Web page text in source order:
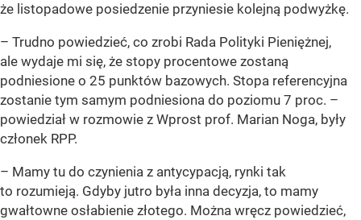
że listopadowe posiedzenie przyniesie kolejną podwyżkę.
– Trudno powiedzieć, co zrobi Rada Polityki Pieniężnej,
ale wydaje mi się, że stopy procentowe zostaną
podniesione o 25 punktów bazowych. Stopa referencyjna
zostanie tym samym podniesiona do poziomu 7 proc. –
powiedział w rozmowie z Wprost prof. Marian Noga, były
członek RPP.
– Mamy tu do czynienia z antycypacją, rynki tak
to rozumieją. Gdyby jutro była inna decyzja, to mamy
gwałtowne osłabienie złotego. Można wręcz powiedzieć,